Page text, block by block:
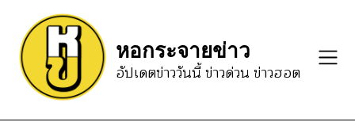
content
หอกระจายข่าว
อัปเดตข่าววันนี้ ข่าวด่วน ข่าวฮอต